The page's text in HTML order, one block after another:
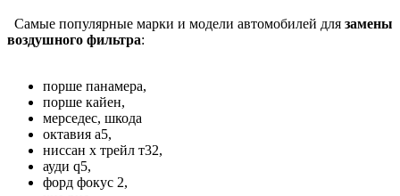
Самые популярные марки и модели автомобилей для замены
воздушного фильтра:
порше панамера,
порше кайен,
мерседес, шкода
октавия а5,
ниссан х трейл т32,
ауди q5,
форд фокус 2,